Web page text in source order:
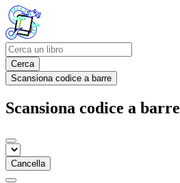
Cerca
Scansiona codice a barre
Scansiona codice a barre
Cancella